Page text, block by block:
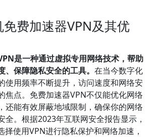
费加速器VPN及其优
是一种通过虚拟专用网络技术，帮助
、保障隐私安全的工具。 在当今数字化
使用频率不断提升，访问速度和网络安
焦点。免费加速器VPN不仅能优化网络
还能有效屏蔽地域限制，确保你的网络
全。根据2023年互联网安全报告显示，
择使用VPN进行隐私保护和网络加速，